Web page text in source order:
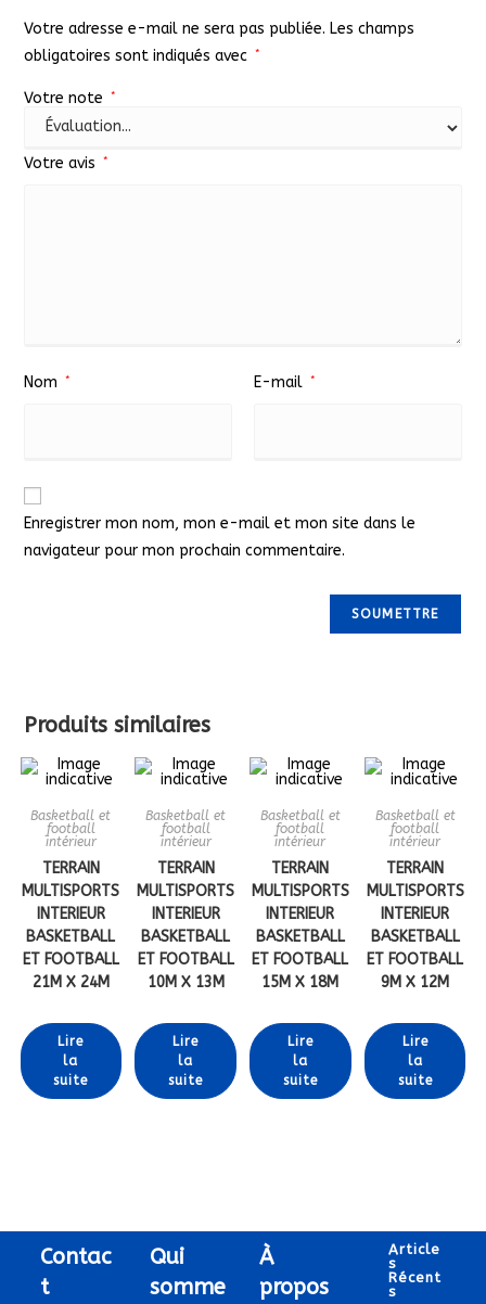
Votre adresse e-mail ne sera pas publiée. Les champs
obligatoires sont indiqués avec
*
Votre note *
Votre avis *
Nom * E-mail *
Enregistrer mon nom, mon e-mail et mon site dans le
navigateur pour mon prochain commentaire.
Produits similaires
Basketball et
football
intérieur
TERRAIN
MULTISPORTS
INTERIEUR
BASKETBALL
ET FOOTBALL
21M X 24M
Lire
la
suite
Basketball et
football
intérieur
TERRAIN
MULTISPORTS
INTERIEUR
BASKETBALL
ET FOOTBALL
10M X 13M
Lire
la
suite
Basketball et
football
intérieur
TERRAIN
MULTISPORTS
INTERIEUR
BASKETBALL
ET FOOTBALL
15M X 18M
Lire
la
suite
Basketball et
football
intérieur
TERRAIN
MULTISPORTS
INTERIEUR
BASKETBALL
ET FOOTBALL
9M X 12M
Lire
la
suite
Contac
t
Qui
somme
À
propos
Article
S
Récent
S